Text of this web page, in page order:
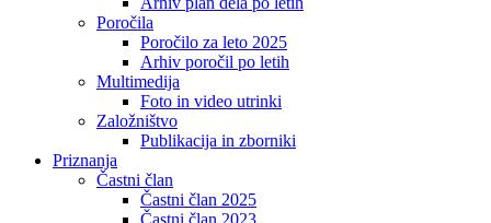
Poročila
Poročilo za leto 2025
Arhiv poročil po letih
Multimedija
Foto in video utrinki
Založništvo
Publikacija in zborniki
Priznanja
Častni član
Častni član 2025
Častni član 2023